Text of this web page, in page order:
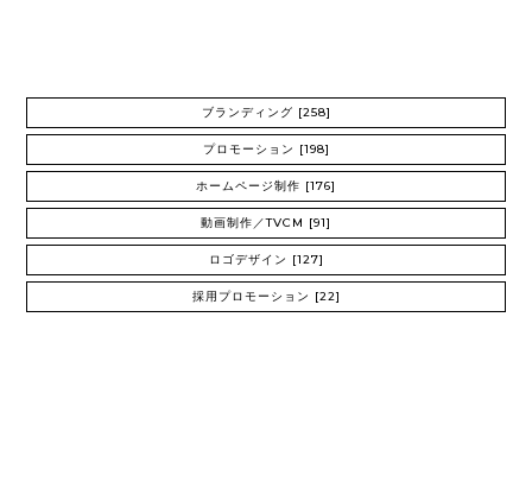
ブランディング [258]
プロモーション [198]
ホームページ制作 [176]
動画制作／TVCM [91]
ロゴデザイン [127]
採用プロモーション [22]